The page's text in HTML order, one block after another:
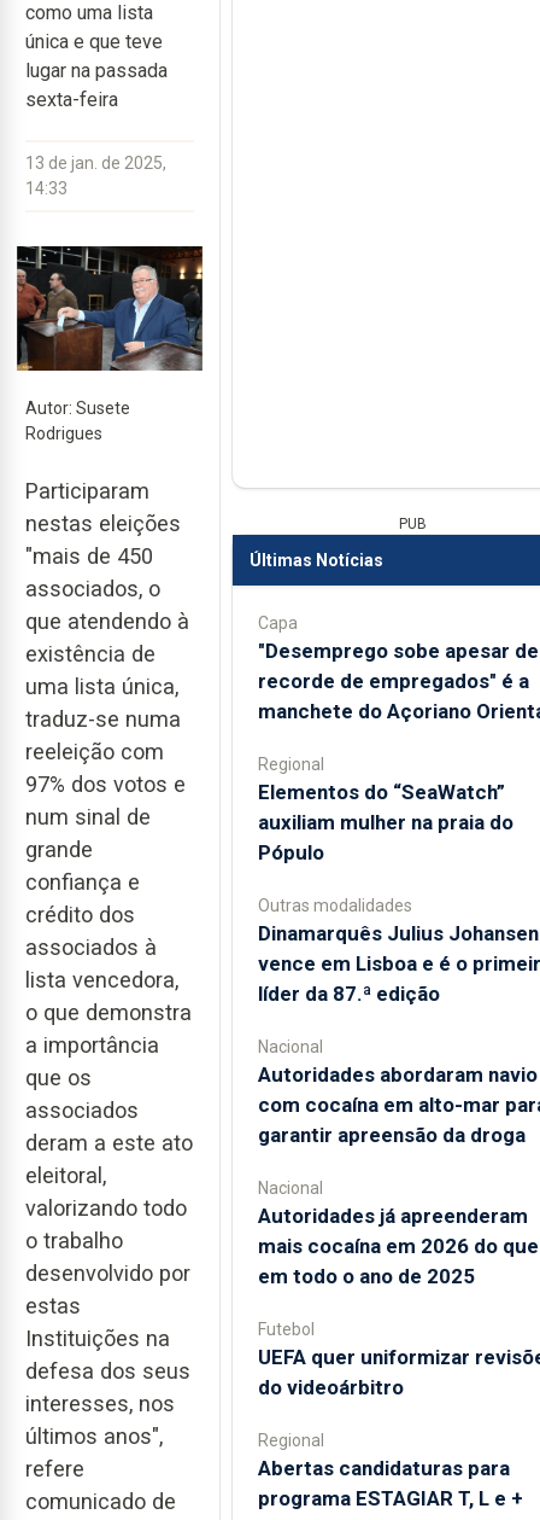
como uma lista
única e que teve
lugar na passada
sexta-feira
13 de jan. de 2025,
14:33
Autor: Susete
Rodrigues
Participaram
nestas eleições
"mais de 450
associados, o
que atendendo à
existência de
uma lista única,
traduz-se numa
reeleição com
97% dos votos e
num sinal de
grande
confiança e
crédito dos
associados à
lista vencedora,
o que demonstra
a importância
que os
associados
deram a este ato
eleitoral,
valorizando todo
o trabalho
desenvolvido por
estas
Instituições na
defesa dos seus
interesses, nos
últimos anos",
refere
comunicado de
PUB
Últimas Notícias
Capa
"Desemprego sobe apesar de
recorde de empregados" é a
manchete do Açoriano
Regional
​Elementos do “SeaWatch”
auxiliam mulher na praia do
Pópulo
Outras modalidades
Dinamarquês Julius Johansen
vence em Lisboa e é o
líder da 87.ª edição
Nacional
Autoridades abordaram navio
com cocaína em alto-mar
garantir apreensão da droga
Nacional
Autoridades já apreenderam
mais cocaína em 2026 do que
em todo o ano de 2025
Futebol
UEFA quer uniformizar
do videoárbitro
Regional
Abertas candidaturas para
programa ESTAGIAR T, L e +